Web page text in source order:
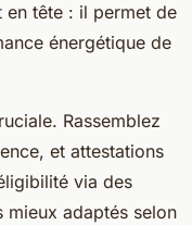
en tête : il permet de
énergétique de
Rassemblez
et attestations
via des
mieux adaptés selon